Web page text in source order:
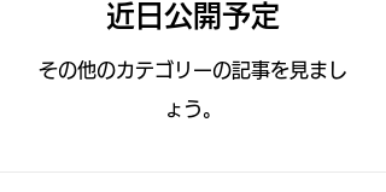
近日公開予定
その他のカテゴリーの記事を見まし
ょう。